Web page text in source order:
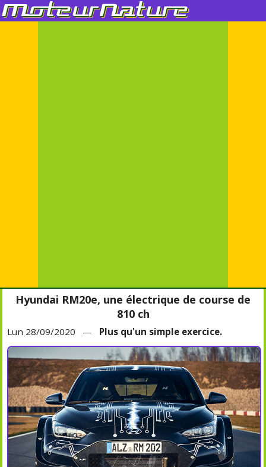
Hyundai RM20e, une électrique de course de
810 ch
Lun 28/09/2020 — Plus qu'un simple exercice.